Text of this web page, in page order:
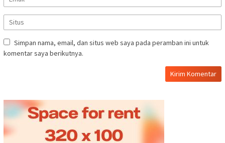
Simpan nama, email, dan situs web saya pada peramban ini untuk
komentar saya berikutnya.